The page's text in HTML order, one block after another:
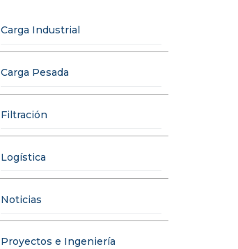
Carga Industrial
Carga Pesada
Filtración
Logística
Noticias
Proyectos e Ingeniería